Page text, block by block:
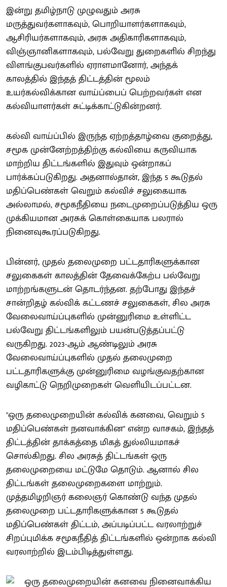
இன்று தமிழ்நாடு முழுவதும் அரசு
மருத்துவர்களாகவும், பொறியாளர்களாகவும்,
ஆசிரியர்களாகவும், அரசு அதிகாரிகளாகவும்,
விஞ்ஞானிகளாகவும், பல்வேறு துறைகளில் சிறந்து
விளங்குபவர்களில் ஏராளமானோர், அந்தக்
காலத்தில் இந்தத் திட்டத்தின் மூலம்
உயர்கல்விக்கான வாய்ப்பைப் பெற்றவர்கள் என
கல்வியாளர்கள் சுட்டிக்காட்டுகின்றனர்.
கல்வி வாய்ப்பில் இருந்த ஏற்றத்தாழ்வை குறைத்து,
சமூக முன்னேற்றத்திற்கு கல்வியை கருவியாக
மாற்றிய திட்டங்களில் இதுவும் ஒன்றாகப்
பார்க்கப்படுகிறது. அதனால்தான், இந்த 5 கூடுதல்
மதிப்பெண்கள் வெறும் கல்விச் சலுகையாக
அல்லாமல், சமூகநீதியை நடைமுறைப்படுத்திய ஒரு
முக்கியமான அரசுக் கொள்கையாக பலரால்
நினைவுகூரப்படுகிறது.
பின்னர், முதல் தலைமுறை பட்டதாரிகளுக்கான
சலுகைகள் காலத்தின் தேவைக்கேற்ப பல்வேறு
மாற்றங்களுடன் தொடர்ந்தன. தற்போது இந்தச்
சான்றிதழ் கல்விக் கட்டணச் சலுகைகள், சில அரசு
வேலைவாய்ப்புகளில் முன்னுரிமை உள்ளிட்ட
பல்வேறு திட்டங்களிலும் பயன்படுத்தப்பட்டு
வருகிறது. 2023-ஆம் ஆண்டிலும் அரசு
வேலைவாய்ப்புகளில் முதல் தலைமுறை
பட்டதாரிகளுக்கு முன்னுரிமை வழங்குவதற்கான
வழிகாட்டு நெறிமுறைகள் வெளியிடப்பட்டன.
"ஒரு தலைமுறையின் கல்விக் கனவை, வெறும் 5
மதிப்பெண்கள் நனவாக்கின" என்ற வாசகம், இந்தத்
திட்டத்தின் தாக்கத்தை மிகத் துல்லியமாகச்
சொல்கிறது. சில அரசுத் திட்டங்கள் ஒரு
தலைமுறையை மட்டுமே தொடும். ஆனால் சில
திட்டங்கள் தலைமுறைகளை மாற்றும்.
முத்தமிழறிஞர் கலைஞர் கொண்டு வந்த முதல்
தலைமுறை பட்டதாரிகளுக்கான 5 கூடுதல்
மதிப்பெண்கள் திட்டம், அப்படிப்பட்ட வரலாற்றுச்
சிறப்புமிக்க சமூகநீதித் திட்டங்களில் ஒன்றாக கல்வி
வரலாற்றில் இடம்பிடித்துள்ளது.